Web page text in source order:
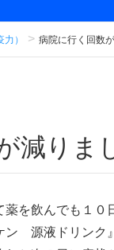
） 病院に行く回数
が減
を飲んでも１
ン 源液ドリンク